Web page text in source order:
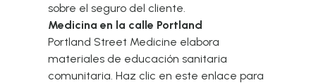
sobre el seguro del cliente.
Medicina en la calle Portland
Portland Street Medicine elabora
materiales de educación sanitaria
comunitaria. Haz clic en este enlace para